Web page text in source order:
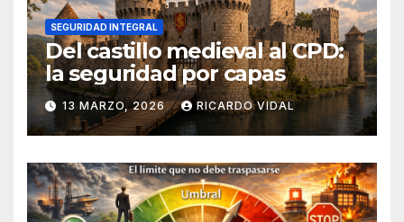
SEGURIDAD INTEGRAL
Del castillo medieval al CPD:
la seguridad por capas
13 MARZO, 2026 RICARDO VIDAL